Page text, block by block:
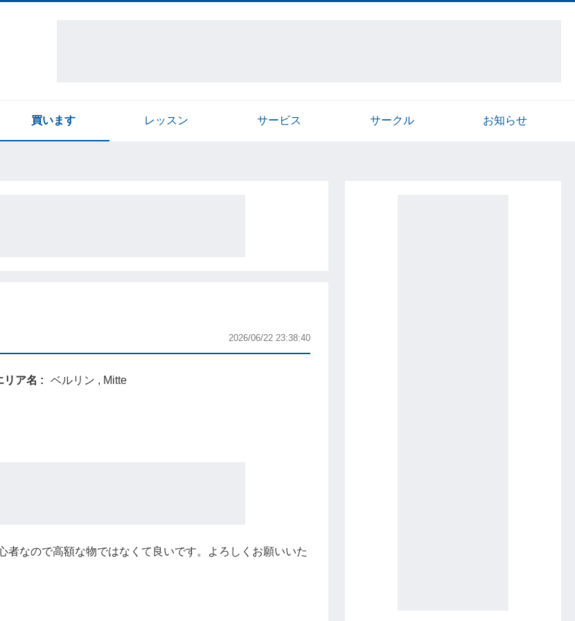
買います レッスン サービス サークル お知らせ
2026/06/22 23:38:40
リア名 ベルリン , Mitte
なので高額な物ではなくて良いです。よろしくお願いいた